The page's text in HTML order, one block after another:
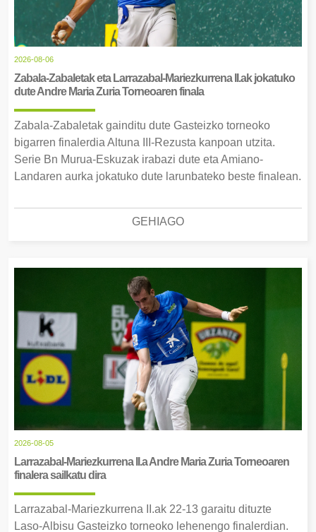
2026-08-06
Zabala-Zabaletak eta Larrazabal-Mariezkurrena II.ak jokatuko
dute Andre Maria Zuria Torneoaren finala
Zabala-Zabaletak gainditu dute Gasteizko torneoko
bigarren finalerdia Altuna III-Rezusta kanpoan utzita.
Serie Bn Murua-Eskuzak irabazi dute eta Amiano-
Landaren aurka jokatuko dute larunbateko beste finalean.
GEHIAGO
2026-08-05
Larrazabal-Mariezkurrena II.a Andre Maria Zuria Torneoaren
finalera sailkatu dira
Larrazabal-Mariezkurrena II.ak 22-13 garaitu dituzte
Laso-Albisu Gasteizko torneoko lehenengo finalerdian.